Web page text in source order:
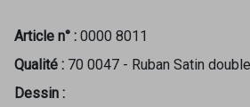
Article n° : 0000 8011
Qualité : 70 0047 - Ruban Satin
Dessin :